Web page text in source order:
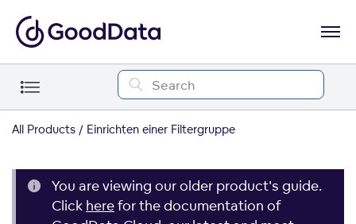
All Products Einrichten einer Filtergruppe
You are viewing our older product's guide.
Click herefor the documentation of